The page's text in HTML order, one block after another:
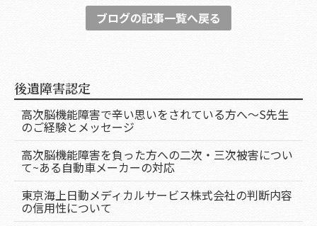
ブログの記事一覧へ戻る
後遺障害認定
高次脳機能障害で辛い思いをされている方へ～S先生
のご経験とメッセージ
高次脳機能障害を負った方への二次・三次被害につい
て~ある自動車メーカーの対応
東京海上日動メディカルサービス株式会社の判断内容
の信用性について